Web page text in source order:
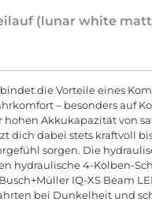
(lunar white
die Vorteile eines
– besonders auf
Akkukapazität von
dich dabei stets kraftvoll
sorgen. Die
hydraulische 4-Kolben-
IQ-XS Beam
bei Dunkelheit und